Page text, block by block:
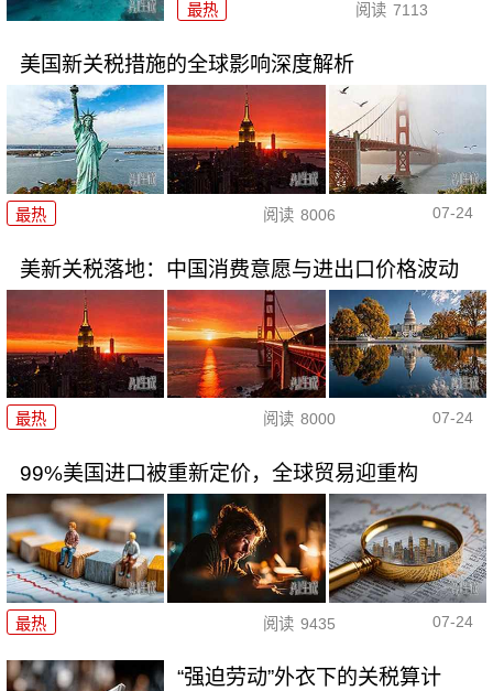
最热 阅读 7113
美国新关税措施的全球影响深度解析
最热 阅读 8006 07-24
美新关税落地：中国消费意愿与进出口价格波动
最热 阅读 8000 07-24
99%美国进口被重新定价，全球贸易迎重构
最热 阅读 9435 07-24
“强迫劳动”外衣下的关税算计